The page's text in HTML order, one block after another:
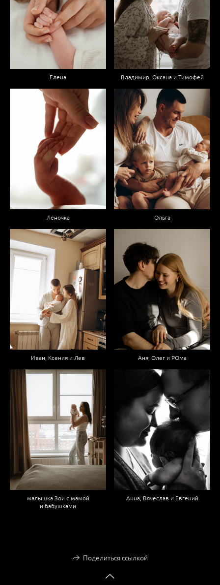
Елена Владимир, Оксана и Тимофей
Леночка Ольга
Иван, Ксения и Лев Аня, Олег и РОма
малышка Зои с мамой
и бабушками
Анна, Вячеслав и Евгений
Поделиться ссылкой